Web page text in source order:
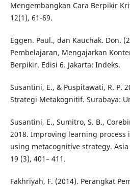
Mengembangkan Cara Berpikir
12(1), 61-69.
Eggen. Paul., dan Kauchak. Don.
Pembelajaran, Mengajarkan
Berpikir. Edisi 6. Jakarta: Indeks.
Susantini, E., & Puspitawati, R. P.
Strategi Metakognitif. Surabaya:
Susantini, E., Sumitro, S. B.,
2018. Improving learning process
using metacognitive strategy.
19 (3), 401– 411.
Fakhriyah, F. (2014). Perangkat